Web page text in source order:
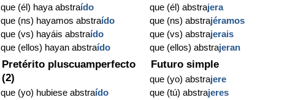
que (él) haya abstraído
que (ns) hayamos abstraído
que (vs) hayáis abstraído
que (ellos) hayan abstraído
que (él) abstrajera
que (ns) abstrajéramos
que (vs) abstrajerais
que (ellos) abstrajeran
Pretérito pluscuamperfecto
(2)
que (yo) hubiese abstraído
Futuro simple
que (yo) abstrajere
que (tú) abstrajeres